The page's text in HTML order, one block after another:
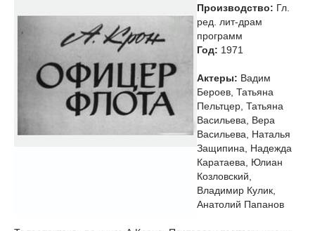
Производство: Гл.
ред. лит-драм
программ
Год: 1971
Актеры: Вадим
Бероев, Татьяна
Пельтцер, Татьяна
Васильева, Вера
Васильева, Наталья
Защипина, Надежда
Каратаева, Юлиан
Козловский,
Владимир Кулик,
Анатолий Папанов